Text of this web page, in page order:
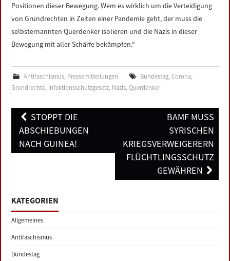
Positionen dieser Bewegung. Wem es wirklich um die Verteidigung
von Grundrechten in Zeiten einer Pandemie geht, der muss die
selbsternannten Querdenker isolieren und die Nazis in dieser
Bewegung mit aller Schärfe bekämpfen.“
Antifaschismus, Pressemitteilungen Bundestag, Corona,
Grundrechte, Infektionsschutzgesetz, Nazis,Querdenker
Post
navigation
STOPPT DIE
ABSCHIEBUNGEN
NACH GUINEA!
BAMF MUSS
SYRISCHEN
KRIEGSVERWEIGERERN
FLÜCHTLINGSSCHUTZ
GEWÄHREN
KATEGORIEN
Allgemeines
Antifaschismus
Bundestag